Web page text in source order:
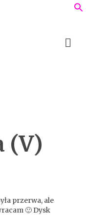
(V)
przerwa, ale
🙂 Dysk